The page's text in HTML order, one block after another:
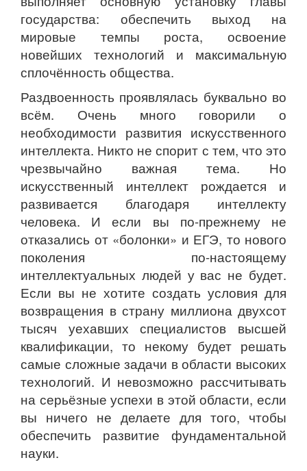
государства: обеспечить выход на
мировые темпы роста, освоение
новейших технологий и максимальную
сплочённость общества.
Раздвоенность проявлялась буквально во
всём. Очень много говорили о
необходимости развития искусственного
интеллекта. Никто не спорит с тем, что это
чрезвычайно важная тема. Но
искусственный интеллект рождается и
развивается благодаря интеллекту
человека. И если вы по-прежнему не
отказались от «болонки» и ЕГЭ, то нового
поколения по-настоящему
интеллектуальных людей у вас не будет.
Если вы не хотите создать условия для
возвращения в страну миллиона двухсот
тысяч уехавших специалистов высшей
квалификации, то некому будет решать
самые сложные задачи в области высоких
технологий. И невозможно рассчитывать
на серьёзные успехи в этой области, если
вы ничего не делаете для того, чтобы
обеспечить развитие фундаментальной
науки.